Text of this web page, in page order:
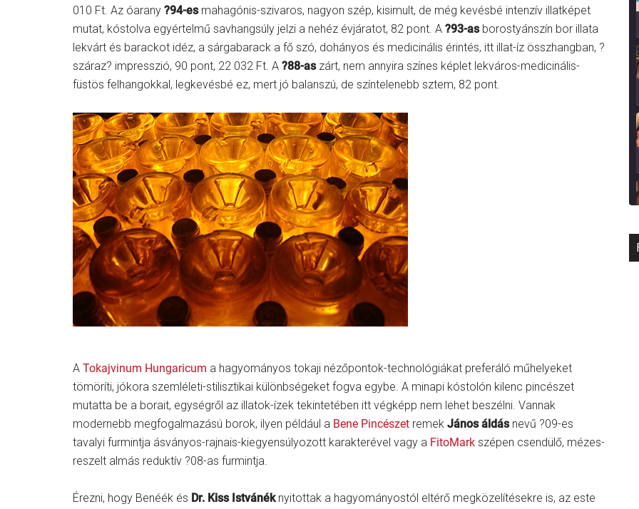
010 Ft. Az óarany ?94-esmahagónis-szivaros, nagyon szép, kisimult, de még kevésbé intenzív illatképet
mutat, kóstolva egyértelmű savhangsúly jelzi a nehéz évjáratot, 82 pont. A ?93-asborostyánszín bor illata
lekvárt és barackot idéz, a sárgabarack a fő szó, dohányos és medicinális érintés, itt illat-íz összhangban, ?
száraz? impresszió, 90 pont, 22 032 Ft. A ?88-aszárt, nem annyira színes képlet lekváros-medicinális-
füstös felhangokkal, legkevésbé ez, mert jó balanszú, de színtelenebb sztem, 82 pont.
A Tokajvinum Hungaricum a hagyományos tokaji nézőpontok-technológiákat preferáló műhelyeket
tömöríti, jókora szemléleti-stilisztikai különbségeket fogva egybe. A minapi kóstolón kilenc pincészet
mutatta be a borait, egységről az illatok-ízek tekintetében itt végképp nem lehet beszélni. Vannak
modernebb megfogalmazású borok, ilyen például a Bene Pincészet remek János áldásnevű ?09-es
tavalyi furmintja ásványos-rajnais-kiegyensúlyozott karakterével vagy a FitoMark szépen csendülő, mézes-
reszelt almás reduktív ?08-as furmintja.
Érezni, hogy Benéék és Dr. Kiss Istvánéknyitottak a hagyományostól eltérő megközelítésekre is, az este